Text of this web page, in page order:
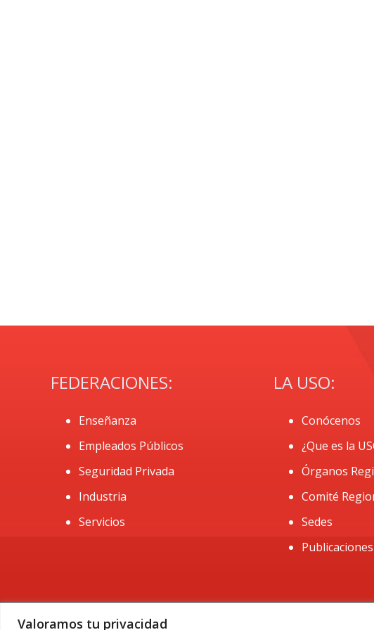
Valoramos tu privacidad
FEDERACIONES:
Enseñanza
Empleados Públicos
Seguridad Privada
Industria
Servicios
LA USO:
Conócenos
¿Que es la
Órganos
Comité
Sedes
Publicaciones